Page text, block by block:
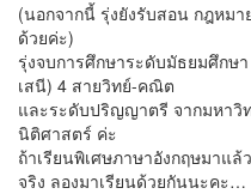
(นอกจากนี้ รุ่งยังรับสอน กฎหม
ด้วยค่ะ)
รุ่งจบการศึกษาระดับมัธยมศึกษ
เสนี) 4 สายวิทย์-คณิต
และระดับปริญญาตรี จากมหา
นิติศาสตร์ ค่ะ
ถ้าเรียนพิเศษภาษาอังกฤษมาแ
จริง ลองมาเรียนด้วยกันนะคะ…